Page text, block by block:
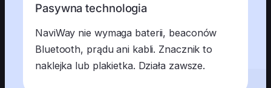
Pasywna technologia
NaviWay nie wymaga baterii, beaconów
Bluetooth, prądu ani kabli. Znacznik to
naklejka lub plakietka. Działa zawsze.